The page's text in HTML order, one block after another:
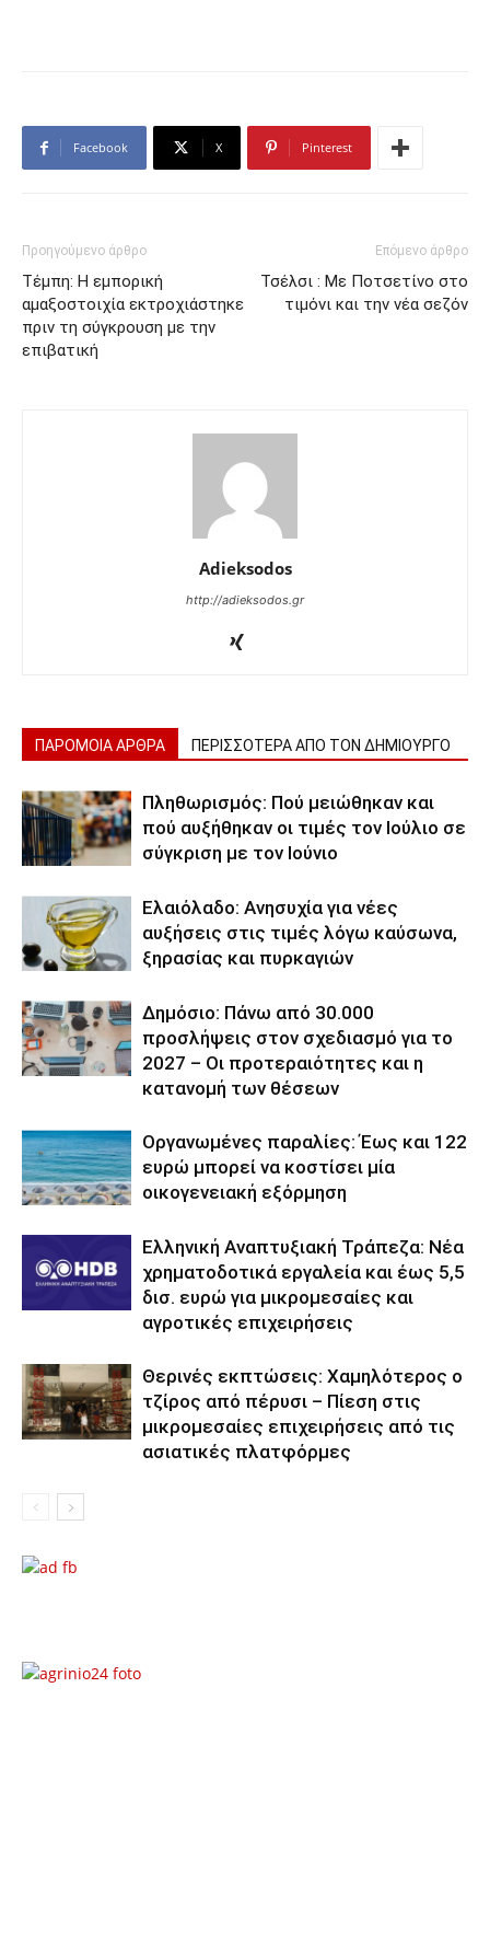
Facebook X Pinterest
Προηγούμενο άρθρο
Τέμπη: Η εμπορική
αμαξοστοιχία εκτροχιάστηκε
πριν τη σύγκρουση με την
επιβατική
Επόμενο άρθρο
Τσέλσι : Με Ποτσετίνο στο
τιμόνι και την νέα σεζόν
Adieksodos
http://adieksodos.gr
ΠΑΡΟΜΟΙΑ ΑΡΘΡΑ ΠΕΡΙΣΣΟΤΕΡΑ ΑΠΟ ΤΟΝ ΔΗΜΙΟΥΡΓΟ
Πληθωρισμός: Πού μειώθηκαν και
πού αυξήθηκαν οι τιμές τον Ιούλιο σε
σύγκριση με τον Ιούνιο
Ελαιόλαδο: Ανησυχία για νέες
αυξήσεις στις τιμές λόγω καύσωνα,
ξηρασίας και πυρκαγιών
Δημόσιο: Πάνω από 30.000
προσλήψεις στον σχεδιασμό για το
2027 – Οι προτεραιότητες και η
κατανομή των θέσεων
Οργανωμένες παραλίες: Έως και 122
ευρώ μπορεί να κοστίσει μία
οικογενειακή εξόρμηση
Ελληνική Αναπτυξιακή Τράπεζα: Νέα
χρηματοδοτικά εργαλεία και έως 5,5
δισ. ευρώ για μικρομεσαίες και
αγροτικές επιχειρήσεις
Θερινές εκπτώσεις: Χαμηλότερος ο
τζίρος από πέρυσι – Πίεση στις
μικρομεσαίες επιχειρήσεις από τις
ασιατικές πλατφόρμες